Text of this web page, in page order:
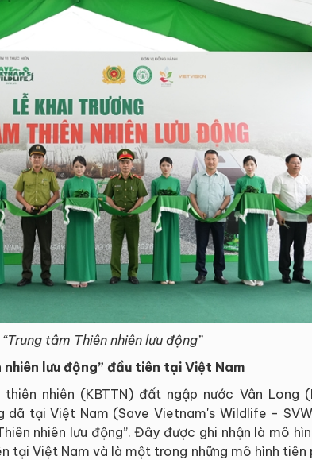
tâm Thiên nhiên lưu động”
lưu động” đầu tiên tại Việt Nam
nhiên (KBTTN) đất ngập nước Vân Long
dã tại Việt Nam (Save Vietnam's Wildlife -
nhiên lưu động”. Đây được ghi nhận là mô
tại Việt Nam và là một trong những mô hình tiên